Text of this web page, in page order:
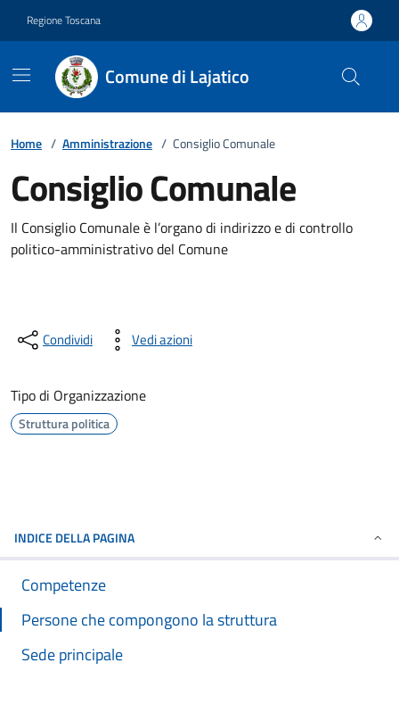
Regione Toscana
Comune di Lajatico
Home / Amministrazione / Consiglio Comunale
Consiglio Comunale
Il Consiglio Comunale è l’organo di indirizzo e di controllo
politico-amministrativo del Comune
Condividi Vedi azioni
Tipo di Organizzazione
Struttura politica
INDICE DELLA PAGINA
Competenze
Persone che compongono la struttura
Sede principale